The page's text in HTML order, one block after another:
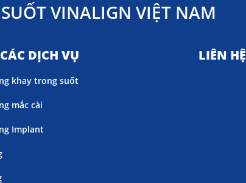
VINALIGN VIỆT NAM
CÁC DỊCH VỤ
khay trong suốt
mắc cài
Implant
LIÊN HỆ